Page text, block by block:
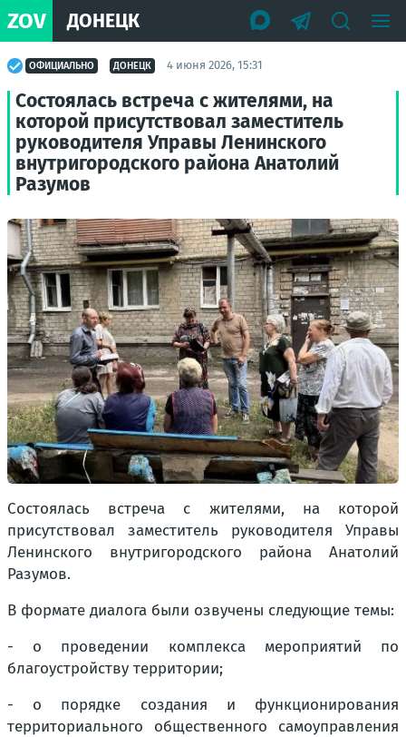
ZOV ДОНЕЦК
ОФИЦИАЛЬНО ДОНЕЦК 4 июня 2026, 15:31
Состоялась встреча с жителями, на
которой присутствовал заместитель
руководителя Управы Ленинского
внутригородского района Анатолий
Разумов
Состоялась встреча с жителями, на которой
присутствовал заместитель руководителя Управы
Ленинского внутригородского района Анатолий
Разумов.
В формате диалога были озвучены следующие темы:
- о проведении комплекса мероприятий по
благоустройству территории;
- о порядке создания и функционирования
территориального общественного самоуправления